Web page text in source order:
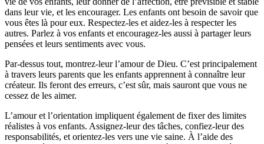
dans leur vie, et les encourager. Les enfants ont besoin de savoir que
vous êtes là pour eux. Respectez-les et aidez-les à respecter les
autres. Parlez à vos enfants et encouragez-les aussi à partager leurs
pensées et leurs sentiments avec vous.
Par-dessus tout, montrez-leur l’amour de Dieu. C’est principalement
à travers leurs parents que les enfants apprennent à connaître leur
créateur. Ils feront des erreurs, c’est sûr, mais sauront que vous ne
cessez de les aimer.
L’amour et l’orientation impliquent également de fixer des limites
réalistes à vos enfants. Assignez-leur des tâches, confiez-leur des
responsabilités, et orientez-les vers une vie saine. À l’aide des